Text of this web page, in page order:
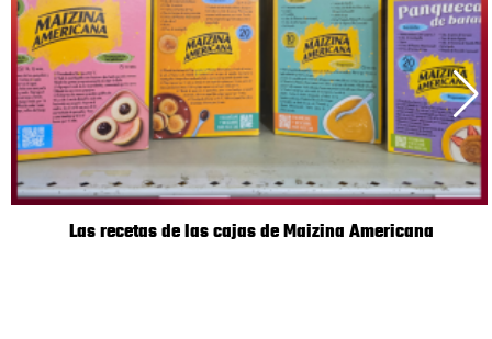
Las recetas de las cajas de Maizina Americana